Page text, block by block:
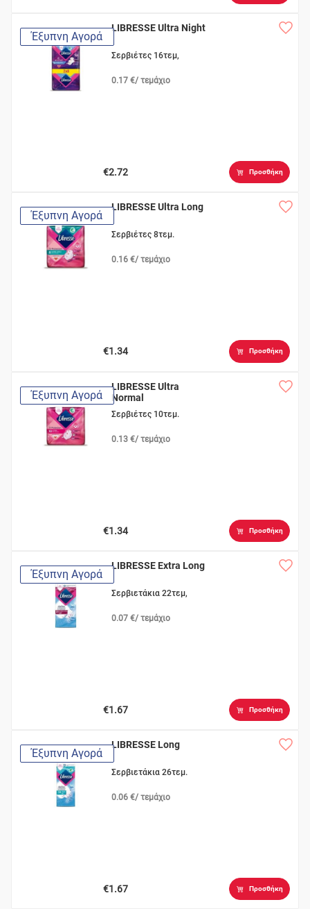
Έξυπνη Αγορά
LIBRESSE Ultra Night
Σερβιέτες 16τεμ,
0.17 €/ τεμάχιο
€2.72 Προσθήκη
Έξυπνη Αγορά
LIBRESSE Ultra Long
Σερβιέτες 8τεμ.
0.16 €/ τεμάχιο
€1.34 Προσθήκη
Έξυπνη Αγορά
LIBRESSE Ultra
Normal
Σερβιέτες 10τεμ.
0.13 €/ τεμάχιο
€1.34 Προσθήκη
Έξυπνη Αγορά
LIBRESSE Extra Long
Σερβιετάκια 22τεμ,
0.07 €/ τεμάχιο
€1.67 Προσθήκη
Έξυπνη Αγορά
LIBRESSE Long
Σερβιετάκια 26τεμ.
0.06 €/ τεμάχιο
€1.67 Προσθήκη